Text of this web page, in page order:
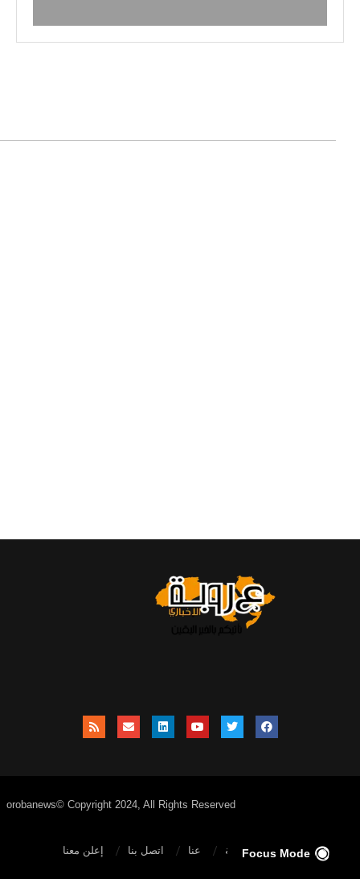
orobanews© Copyright 2024, All Rights Reserved
الصفحة الرئيسية عنا اتصل بنا إعلن معنا Focus Mode